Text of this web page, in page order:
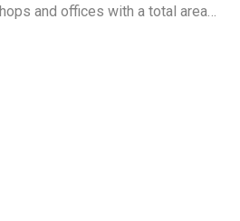
and offices with a total area…